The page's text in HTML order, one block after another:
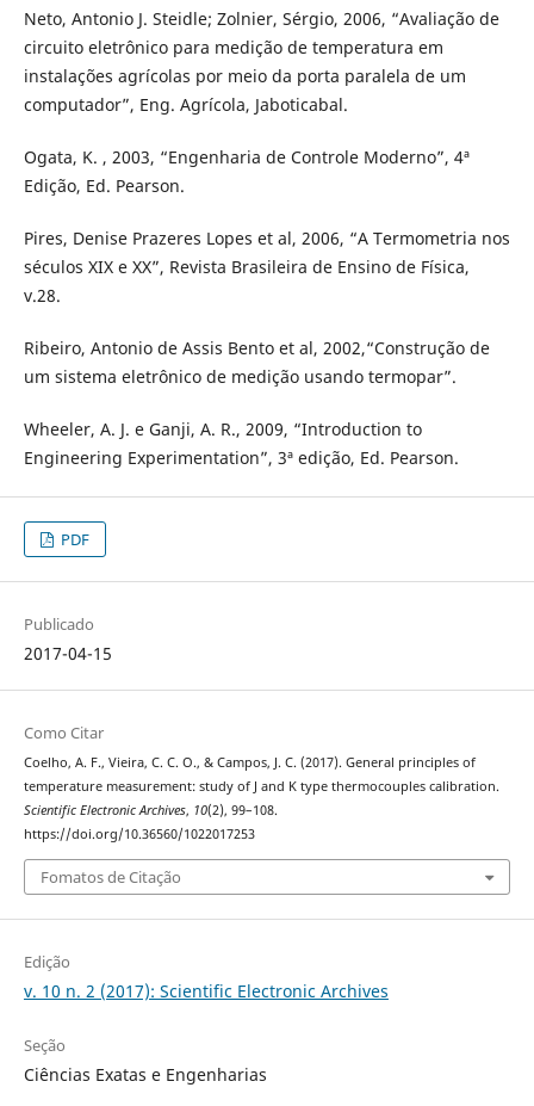
Neto, Antonio J. Steidle; Zolnier, Sérgio, 2006, “Avaliação de
circuito eletrônico para medição de temperatura em
instalações agrícolas por meio da porta paralela de um
computador”, Eng. Agrícola, Jaboticabal.
Ogata, K. , 2003, “Engenharia de Controle Moderno”, 4ª
Edição, Ed. Pearson.
Pires, Denise Prazeres Lopes et al, 2006, “A Termometria nos
séculos XIX e XX”, Revista Brasileira de Ensino de Física,
v.28.
Ribeiro, Antonio de Assis Bento et al, 2002,“Construção de
um sistema eletrônico de medição usando termopar”.
Wheeler, A. J. e Ganji, A. R., 2009, “Introduction to
Engineering Experimentation”, 3ª edição, Ed. Pearson.
PDF
Publicado
2017-04-15
Como Citar
Coelho, A. F., Vieira, C. C. O., & Campos, J. C. (2017). General principles of
temperature measurement: study of J and K type thermocouples calibration.
Scientific Electronic Archives, 10(2), 99–108.
https://doi.org/10.36560/1022017253
Fomatos de Citação
Edição
v. 10 n. 2 (2017): Scientific Electronic Archives
Seção
Ciências Exatas e Engenharias